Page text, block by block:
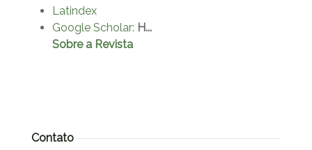
Latindex
Google Scholar: H...
Sobre a Revista
Contato